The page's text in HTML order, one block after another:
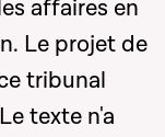
affaires en
Le projet de
tribunal
texte n'a